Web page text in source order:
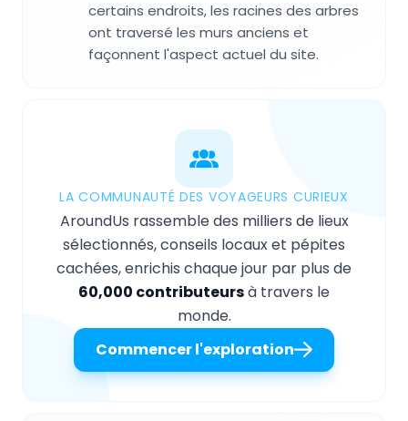
certains endroits, les racines des arbres
ont traversé les murs anciens et
façonnent l'aspect actuel du site.
LA COMMUNAUTÉ DES VOYAGEURS CURIEUX
AroundUs rassemble des milliers de lieux
sélectionnés, conseils locaux et pépites
cachées, enrichis chaque jour par plus de
60,000 contributeursà travers le
monde.
Commencer l'exploration